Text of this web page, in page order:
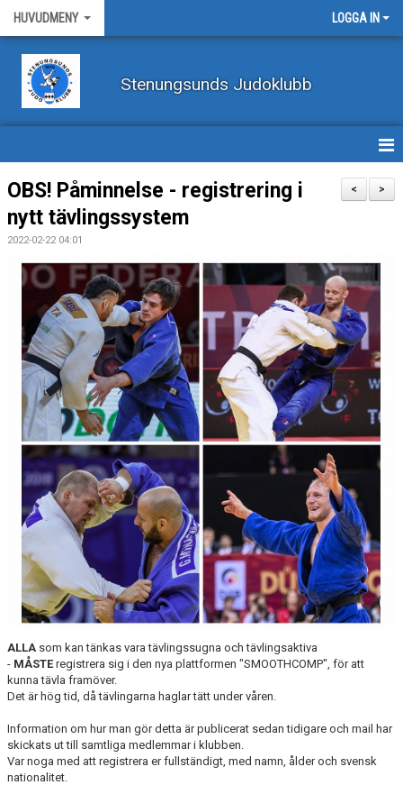
HUVUDMENY LOGGA IN
Stenungsunds Judoklubb
HEM
FÖRBUNDSNYHETER
BÖRJA TRÄNA JUDO
BLI MEDLEM
VECKOSCHEMA
>
<
OBS! Påminnelse - registrering i
nytt tävlingssystem
2022-02-22 04:01
ALLA som kan tänkas vara tävlingssugna och tävlingsaktiva
- MÅSTE registrera sig i den nya plattformen "SMOOTHCOMP", för att
kunna tävla framöver.
Det är hög tid, då tävlingarna haglar tätt under våren.
Information om hur man gör detta är publicerat sedan tidigare och mail har
skickats ut till samtliga medlemmar i klubben.
Var noga med att registrera er fullständigt, med namn, ålder och svensk
nationalitet.